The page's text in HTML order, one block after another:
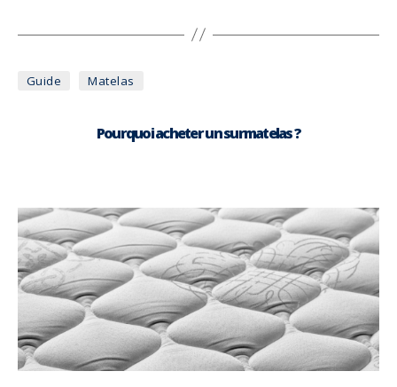
Guide Matelas
Pourquoi acheter un surmatelas ?